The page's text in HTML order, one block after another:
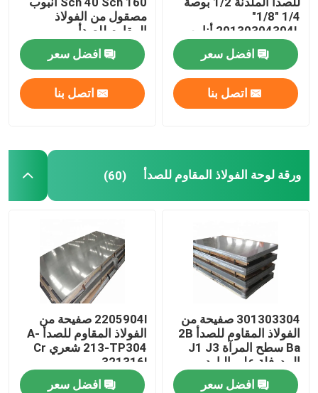
أنابيب سبائك الصلب
لفائف سبائك الصلب
صفيحة فولاذية مجلفنة
لفائف الصلب PPGI
لفائف الصلب الكربوني
1/4 "1/8"
20130304304L أنابيب
زخرفية Ss مستديرة
افضل سعر
اتصل بنا
مصقول من الفولاذ
المقاوم للصدأ
افضل سعر
اتصل بنا
ورقة لوحة الفولاذ المقاوم للصدأ (60)
301303304 صفيحة من
الفولاذ المقاوم للصدأ 2B
Ba سطح المرآة J1 J3
المدرفلة على البارد
افضل سعر
2205904l صفيحة من
الفولاذ المقاوم للصدأ A-
213-TP304 شعري Cr
321316l
افضل سعر